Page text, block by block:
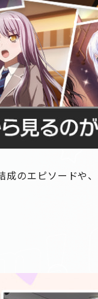
のエピソードや